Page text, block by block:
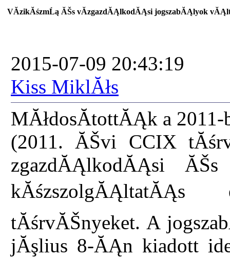
VĂ­zikĂśzmĹą ĂŠs vĂ­zgazdĂĄlkodĂĄsi jogszabĂĄlyok
2015-07-09 20:43:19
Kiss MiklĂłs
MĂłdosĂ­tottĂĄk a
(2011. ĂŠvi CCIX
zgazdĂĄlkodĂĄsi
kĂśzszolgĂĄltatĂĄs
tĂśrvĂŠnyeket. A
jĂşlius 8-ĂĄn kiadott